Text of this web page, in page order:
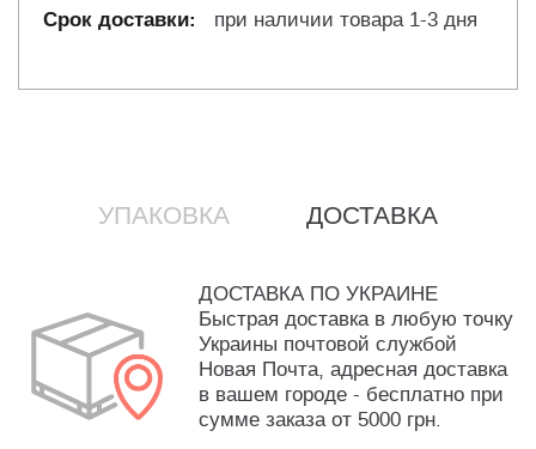
при наличии товара 1-3 дня
УПАКОВКА ДОСТАВКА
ДОСТАВКА ПО УКРАИНЕ
Быстрая доставка в любую точку
Украины почтовой службой
Новая Почта, адресная доставка
в вашем городе - бесплатно при
сумме заказа от 5000 грн.